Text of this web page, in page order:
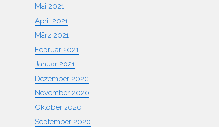
Mai 2021
April 2021
März 2021
Februar 2021
Januar 2021
Dezember 2020
November 2020
Oktober 2020
September 2020